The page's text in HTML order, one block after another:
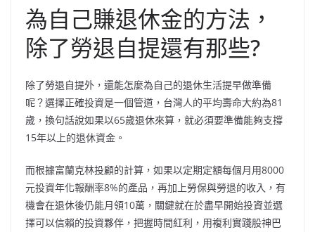
為自己賺退休金的方法，
除了勞退自提還有那些?
除了勞退自提外，還能怎麼為自己的退休生活提早做準備
呢？選擇正確投資是一個管道，台灣人的平均壽命大約為81
歲，換句話說如果以65歲退休來算，就必須要準備能夠支撐
15年以上的退休資金。
而根據富蘭克林投顧的計算，如果以定期定額每個月用8000
元投資年化報酬率8%的產品，再加上勞保與勞退的收入，有
機會在退休後仍能月領10萬，關鍵就在於盡早開始投資並選
擇可以信賴的投資夥伴，把握時間紅利，用複利實踐股神巴